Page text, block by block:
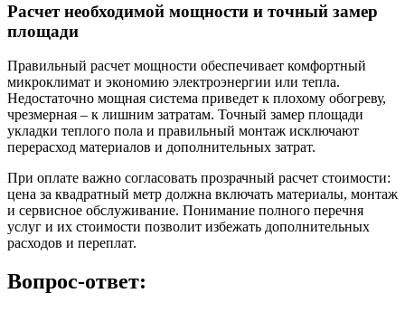
Расчет необходимой мощности и точный замер
площади
Правильный расчет мощности обеспечивает комфортный
микроклимат и экономию электроэнергии или тепла.
Недостаточно мощная система приведет к плохому обогреву,
чрезмерная – к лишним затратам. Точный замер площади
укладки теплого пола и правильный монтаж исключают
перерасход материалов и дополнительных затрат.
При оплате важно согласовать прозрачный расчет стоимости:
цена за квадратный метр должна включать материалы, монтаж
и сервисное обслуживание. Понимание полного перечня
услуг и их стоимости позволит избежать дополнительных
расходов и переплат.
Вопрос-ответ: